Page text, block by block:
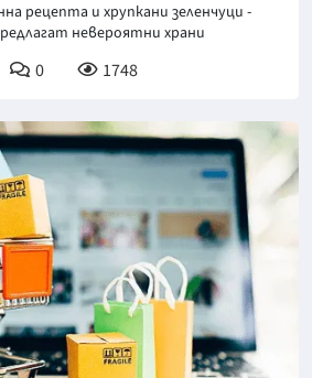
рецепта и хрупкани зеленчуци -
невероятни храни
0 1748